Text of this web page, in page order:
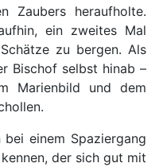
Zaubers heraufholte.
ein zweites Mal
zu bergen. Als
Bischof selbst hinab –
Marienbild und dem
einem Spaziergang
der sich gut mit